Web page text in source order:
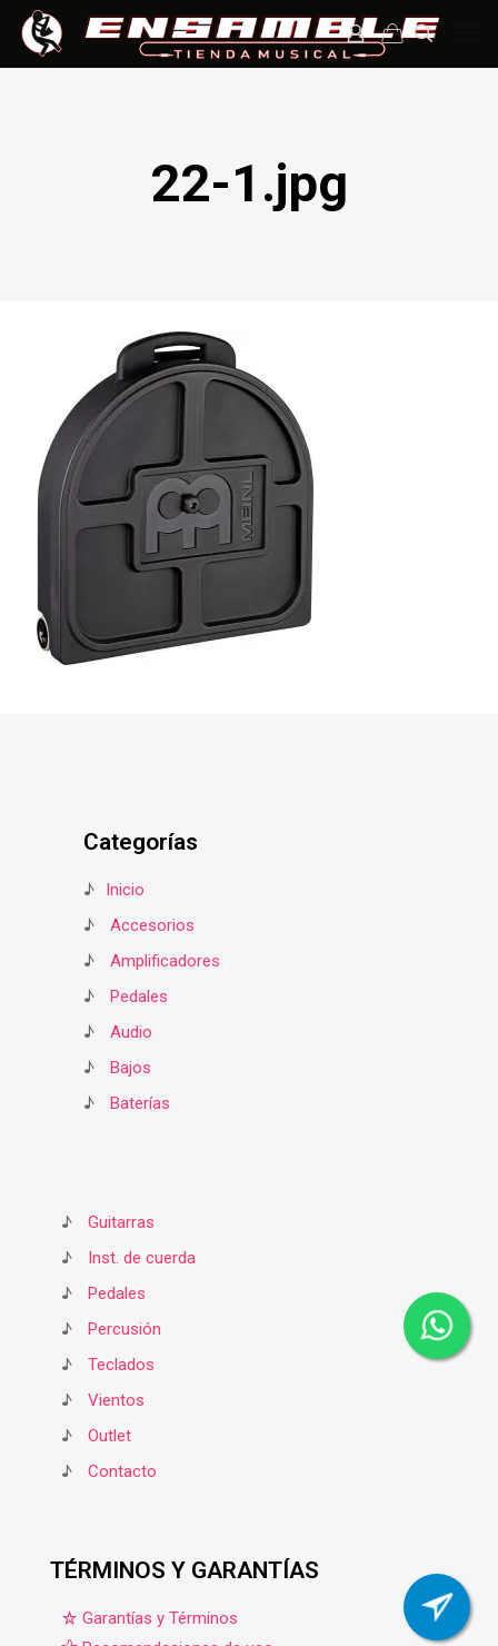
22-1.jpg
Categorías
♪
Inicio
♪
Accesorios
♪
Amplificadores
♪
Pedales
♪
Audio
♪
Bajos
♪
Baterías
♪
Guitarras
♪
Inst. de cuerda
♪
Pedales
♪
Percusión
♪
Teclados
♪
Vientos
♪
Outlet
♪
Contacto
TÉRMINOS Y GARANTÍAS
Garantías y Términos